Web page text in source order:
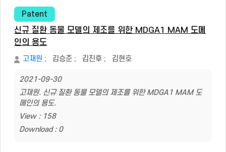
Patent
신규 질환 동물 모델의 제조를 위한 MDGA1 MAM 도메
인의 용도
고재원 ; 김승준 ; 김진후 ; 김현호
2021-09-30
고재원. 신규 질환 동물 모델의 제조를 위한 MDGA1 MAM 도
메인의 용도.
View : 158
Download : 0